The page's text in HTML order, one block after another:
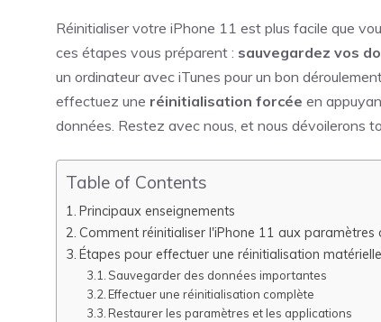
Réinitialiser votre iPhone 11 est plus facile que
ces étapes vous préparent : sauvegardez vos
un ordinateur avec iTunes pour un bon
effectuez une réinitialisation forcée en
données. Restez avec nous, et nous dévoilerons
Table of Contents
Principaux enseignements
Comment réinitialiser l'iPhone 11 aux paramètres
Étapes pour effectuer une réinitialisation
Sauvegarder des données importantes
Effectuer une réinitialisation complète
Restaurer les paramètres et les applications